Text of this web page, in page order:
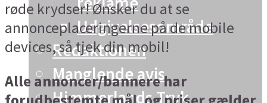
Udgivelsesområde
Redaktionen
Manglende avis
Himmerlands Tryk
røde krydser! Ønsker du at se
annonceplaceringerne på de mobile
devices, så tjek din mobil!
Alle annoncer/bannere har